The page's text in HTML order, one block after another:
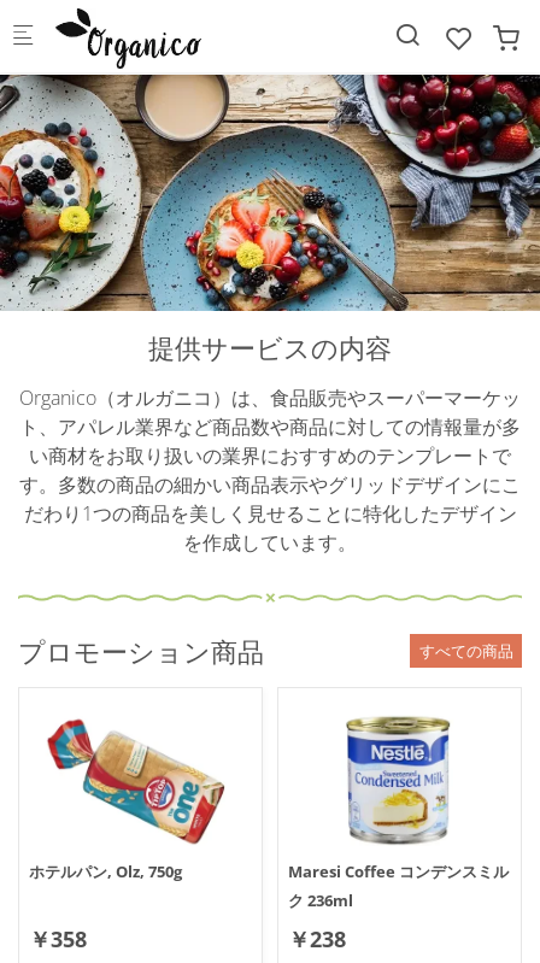
Skip to main content
提供サービスの内容
Organico（オルガニコ）は、食品販売やスーパーマーケッ
ト、アパレル業界など商品数や商品に対しての情報量が多
い商材をお取り扱いの業界におすすめのテンプレートで
す。多数の商品の細かい商品表示やグリッドデザインにこ
だわり1つの商品を美しく見せることに特化したデザイン
を作成しています。
プロモーション商品 すべての商品
ホテルパン, Olz, 750g
￥358
価格（1個あたり）
￥477/kg
￥358
Maresi Coffee コンデンスミル
ク 236ml
￥238
さらに詳しく